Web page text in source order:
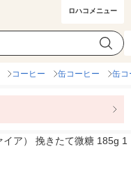
ロハコメニュー
コーヒー 缶コーヒー 缶コ